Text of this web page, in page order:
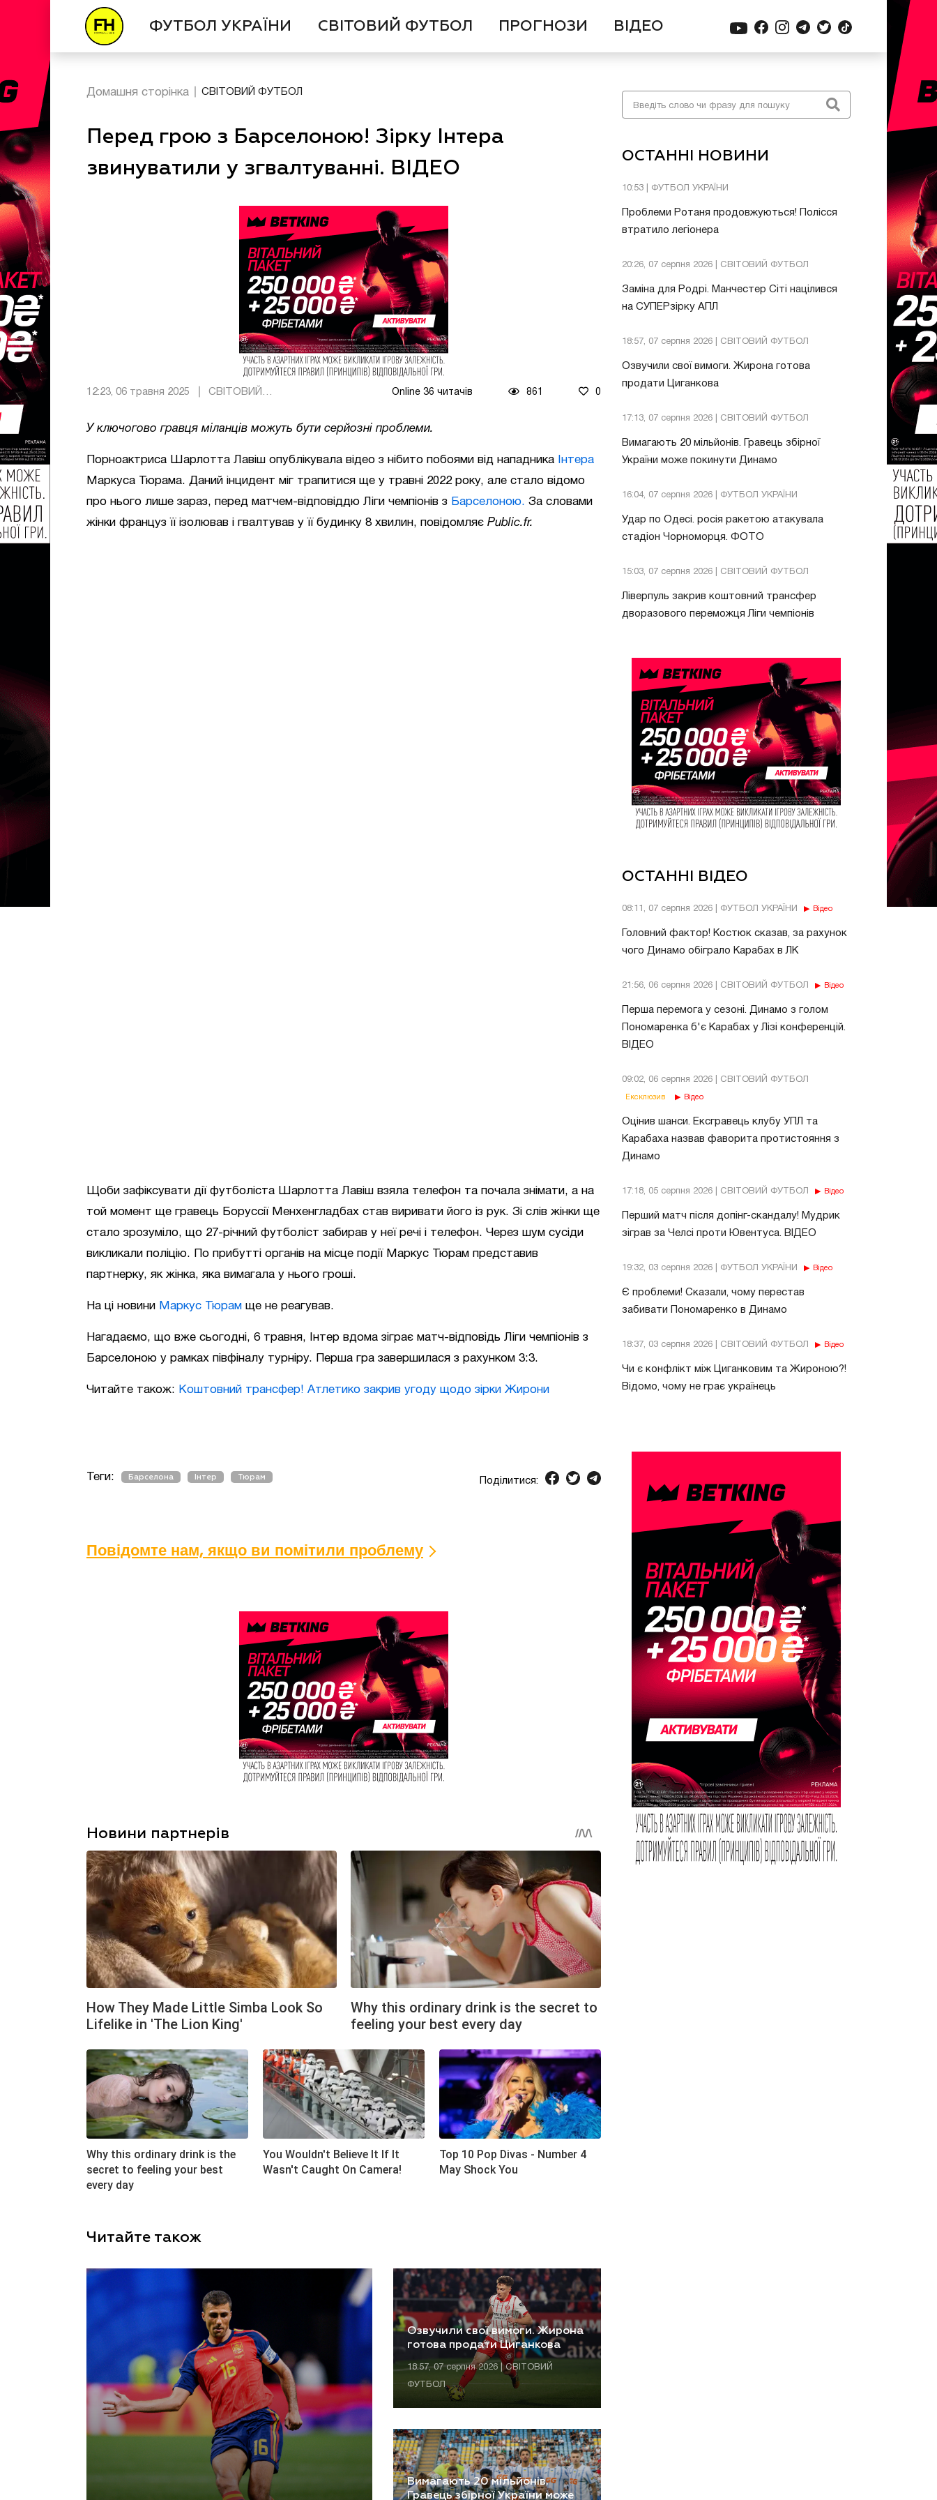
ФУТБОЛ УКРАЇНИ СВІТОВИЙ ФУТБОЛ ПРОГНОЗИ ВІДЕО
ОСТАННІ НОВИНИ
10:53 | ФУТБОЛ УКРАЇНИ
Проблеми Ротаня продовжуються! Полісся
втратило легіонера
20:26, 07 серпня 2026 | СВІТОВИЙ ФУТБОЛ
Заміна для Родрі. Манчестер Сіті націлився
на СУПЕРзірку АПЛ
18:57, 07 серпня 2026 | СВІТОВИЙ ФУТБОЛ
Озвучили свої вимоги. Жирона готова
продати Циганкова
17:13, 07 серпня 2026 | СВІТОВИЙ ФУТБОЛ
Вимагають 20 мільйонів. Гравець збірної
України може покинути Динамо
16:04, 07 серпня 2026 | ФУТБОЛ УКРАЇНИ
Удар по Одесі. росія ракетою атакувала
стадіон Чорноморця. ФОТО
15:03, 07 серпня 2026 | СВІТОВИЙ ФУТБОЛ
Ліверпуль закрив коштовний трансфер
дворазового переможця Ліги чемпіонів
ОСТАННІ ВІДЕО
08:11, 07 серпня 2026 | ФУТБОЛ УКРАЇНИ Відео
Головний фактор! Костюк сказав, за рахунок
чого Динамо обіграло Карабах в ЛК
21:56, 06 серпня 2026 | СВІТОВИЙ ФУТБОЛ Відео
Перша перемога у сезоні. Динамо з голом
Пономаренка б'є Карабах у Лізі конференцій.
ВІДЕО
09:02, 06 серпня 2026 | СВІТОВИЙ ФУТБОЛ
Ексклюзив Відео
Оцінив шанси. Ексгравець клубу УПЛ та
Карабаха назвав фаворита протистояння з
Динамо
17:18, 05 серпня 2026 | СВІТОВИЙ ФУТБОЛ Відео
Перший матч після допінг-скандалу! Мудрик
зіграв за Челсі проти Ювентуса. ВІДЕО
19:32, 03 серпня 2026 | ФУТБОЛ УКРАЇНИ Відео
Є проблеми! Сказали, чому перестав
забивати Пономаренко в Динамо
18:37, 03 серпня 2026 | СВІТОВИЙ ФУТБОЛ Відео
Чи є конфлікт між Циганковим та Жироною?!
Відомо, чому не грає українець
Домашня сторінка СВІТОВИЙ ФУТБОЛ
Перед грою з Барселоною! Зірку Інтера
звинуватили у згвалтуванні. ВІДЕО
12:23, 06 травня 2025 Online 36 читачів 861 0
У ключогово гравця міланців можуть бути серйозні проблеми.
Порноактриса Шарлотта Лавіш опублікувала відео з нібито побоями від нападника
Інтера
Маркуса Тюрама. Даний інцидент міг трапитися ще у травні 2022 року, але стало відомо
про нього лише зараз, перед матчем-відповіддю Ліги чемпіонів з Барселоною. За словами
жінки француз її ізолював і гвалтував у її будинку 8 хвилин, повідомляє Public.fr.
Щоби зафіксувати дії футболіста Шарлотта Лавіш взяла телефон та почала знімати, а на
той момент ще гравець Боруссії Менхенгладбах став виривати його із рук. Зі слів жінки ще
стало зрозуміло, що 27-річний футболіст забирав у неї речі і телефон. Через шум сусіди
викликали поліцію. По прибутті органів на місце події Маркус Тюрам представив
партнерку, як жінка, яка вимагала у нього гроші.
На ці новини Маркус Тюрам ще не реагував.
Нагадаємо, що вже сьогодні, 6 травня, Інтер вдома зіграє матч-відповідь Ліги чемпіонів з
Барселоною у рамках півфіналу турніру. Перша гра завершилася з рахунком 3:3.
Читайте також: Коштовний трансфер! Атлетико закрив угоду щодо зірки Жирони
Теги: Барселона Інтер Тюрам Поділитися:
Повідомте нам, якщо ви помітили проблему
Читайте також
Озвучили свої вимоги. Жирона
готова продати Циганкова
18:57, 07 серпня 2026 | СВІТОВИЙ
ФУТБОЛ
Вимагають 20 мільйонів.
Гравець збірної України може